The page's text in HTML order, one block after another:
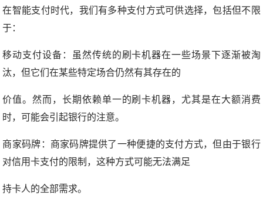
在智能支付时代，我们有多种支付方式可供选择，包括但不限
于：
移动支付设备：虽然传统的刷卡机器在一些场景下逐渐被淘
汰，但它们在某些特定场合仍然有其存在的
价值。然而，长期依赖单一的刷卡机器，尤其是在大额消费
时，可能会引起银行的注意。
商家码牌：商家码牌提供了一种便捷的支付方式，但由于银行
对信用卡支付的限制，这种方式可能无法满足
持卡人的全部需求。